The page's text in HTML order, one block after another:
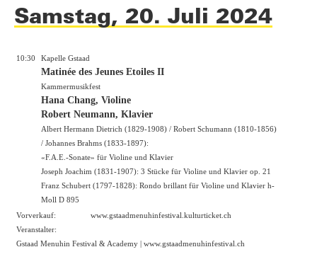
Samstag, 20. Juli 2024
10:30 Kapelle Gstaad
Matinée des Jeunes Etoiles II
Kammermusikfest
Hana Chang, Violine
Robert Neumann, Klavier
Albert Hermann Dietrich (1829-1908) / Robert Schumann (1810-1856)
/ Johannes Brahms (1833-1897):
«F.A.E.-Sonate» für Violine und Klavier
Joseph Joachim (1831-1907): 3 Stücke für Violine und Klavier op. 21
Franz Schubert (1797-1828): Rondo brillant für Violine und Klavier h-
Moll D 895
Vorverkauf:
www.gstaadmenuhinfestival.kulturticket.ch
Veranstalter:
Gstaad Menuhin Festival & Academy | www.gstaadmenuhinfestival.ch